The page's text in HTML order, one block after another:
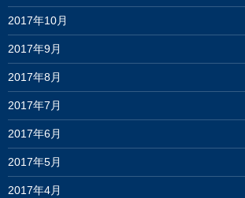
2017年10月
2017年9月
2017年8月
2017年7月
2017年6月
2017年5月
2017年4月